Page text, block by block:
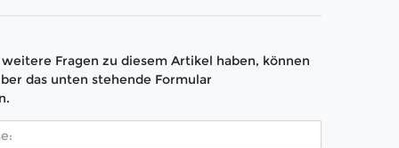
Fragen zu diesem Artikel haben, können
das unten stehende Formular